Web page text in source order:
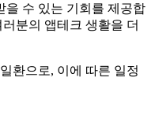
을 수 있는 기회를 제공합
분의 앱테크 생활을 더
환으로, 이에 따른 일정